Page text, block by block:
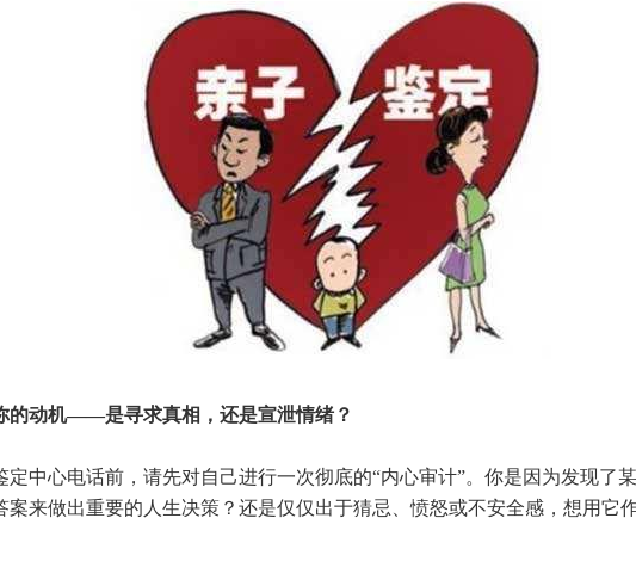
动机——是寻求真相，还是宣泄情绪？
心电话前，请先对自己进行一次彻底的“内心审计”。你是因为发现了
案来做出重要的人生决策？还是仅仅出于猜忌、愤怒或不安全感，想用它